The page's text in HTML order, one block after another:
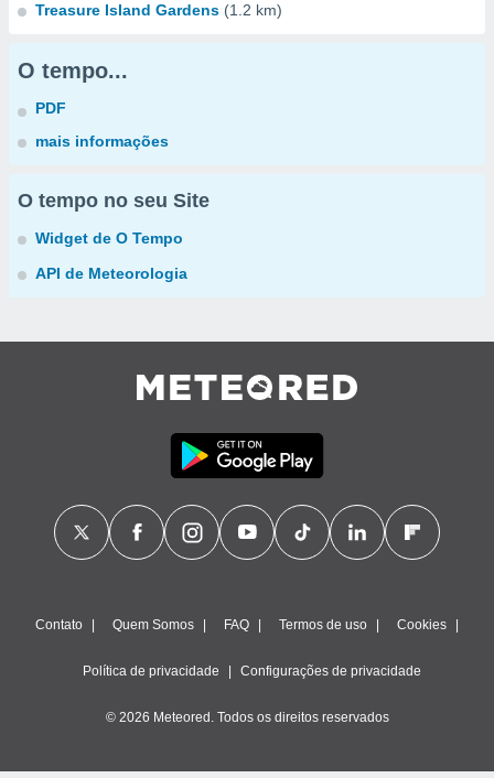
Treasure Island Gardens (1.2 km)
O tempo...
PDF
mais informações
O tempo no seu Site
Widget de O Tempo
API de Meteorologia
Contato Quem Somos FAQ Termos de uso Cookies
Política de privacidade Configurações de privacidade
© 2026 Meteored. Todos os direitos reservados